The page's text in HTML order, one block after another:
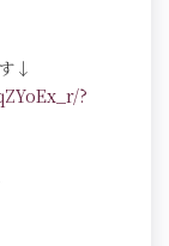
↓
?